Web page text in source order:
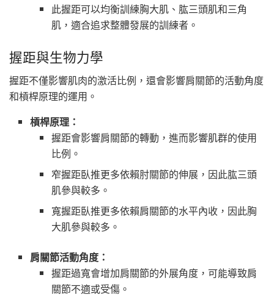
此握距可以均衡訓練胸大肌、肱三頭肌和三角
肌，適合追求整體發展的訓練者。
握距與生物力學
握距不僅影響肌肉的激活比例，還會影響肩關節的活動角度
和槓桿原理的運用。
槓桿原理：
握距會影響肩關節的轉動，進而影響肌群的使用
比例。
窄握距臥推更多依賴肘關節的伸展，因此肱三頭
肌參與較多。
寬握距臥推更多依賴肩關節的水平內收，因此胸
大肌參與較多。
肩關節活動角度：
握距過寬會增加肩關節的外展角度，可能導致肩
關節不適或受傷。